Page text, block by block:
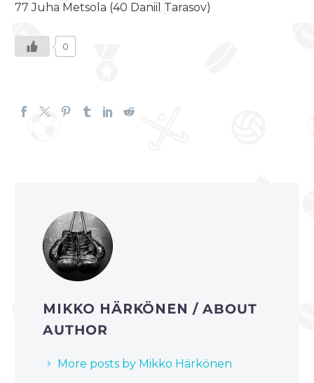
77 Juha Metsola (40 Daniil Tarasov)
0
MIKKO HÄRKÖNEN/ ABOUT
AUTHOR
More posts by Mikko Härkönen